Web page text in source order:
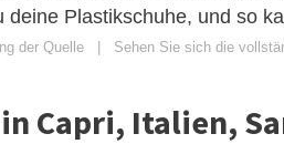
deine Plastikschuhe, und so
der Quelle | Sehen Sie sich die
Capri, Italien,